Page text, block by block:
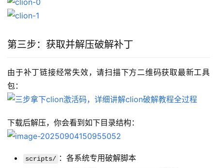
第三步：获取并解压破解补丁
由于补丁链接经常失效，请扫描下方二维码获取最新工具
包：
下载后解压，你会看到如下目录结构：
scripts/ ：各系统专用破解脚本